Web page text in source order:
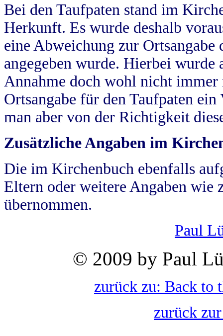
Bei den Taufpaten stand im
Herkunft. Es wurde deshalb
eine Abweichung zur
angegeben wurde. Hierbei wurde
Annahme doch wohl nicht
Ortsangabe für den Taufpaten
man aber von der Richtigkeit
Zusätzliche Angaben im
Die im Kirchenbuch ebenfalls
Eltern oder weitere Angaben wie
übernommen.
Paul
© 2009 by Paul
zurück zu: Back to
zurück